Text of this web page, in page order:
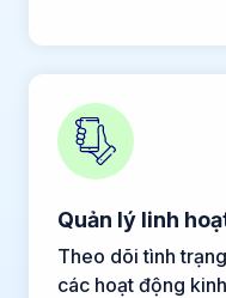
Quản lý linh
Theo dõi tình
các hoạt động